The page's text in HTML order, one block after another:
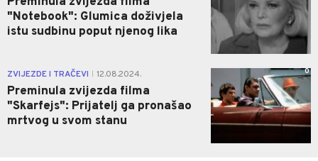
"Notebook": Glumica doživjela
istu sudbinu poput njenog lika
ZVIJEZDE I TRAČEVI 12.08.2024.
Preminula zvijezda filma
"Skarfejs": Prijatelj ga pronašao
mrtvog u svom stanu
0